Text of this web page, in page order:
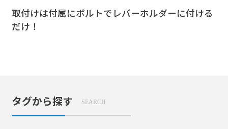
取付けは付属にボルトでレバーホルダーに付ける
だけ！
タグから探す SEARCH